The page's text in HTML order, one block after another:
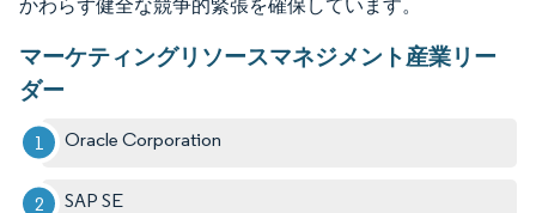
かわらず健全な競争的緊張を確保しています。
マーケティングリソースマネジメント産業リー
ダー
Oracle Corporation
SAP SE